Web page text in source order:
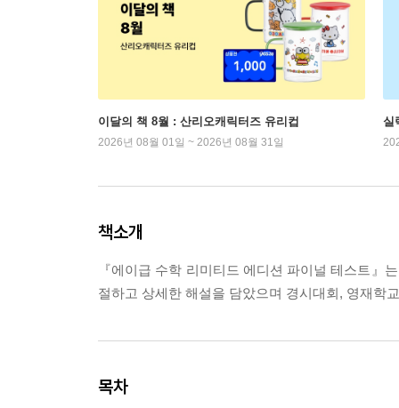
이달의 책 8월 : 산리오캐릭터즈 유리컵
2026년 08월 01일 ~ 2026년 08월 31일
실
책소개
『에이급 수학 리미티드 에디션 파이널 테스트』
절하고 상세한 해설을 담았으며 경시대회, 영재학
목차